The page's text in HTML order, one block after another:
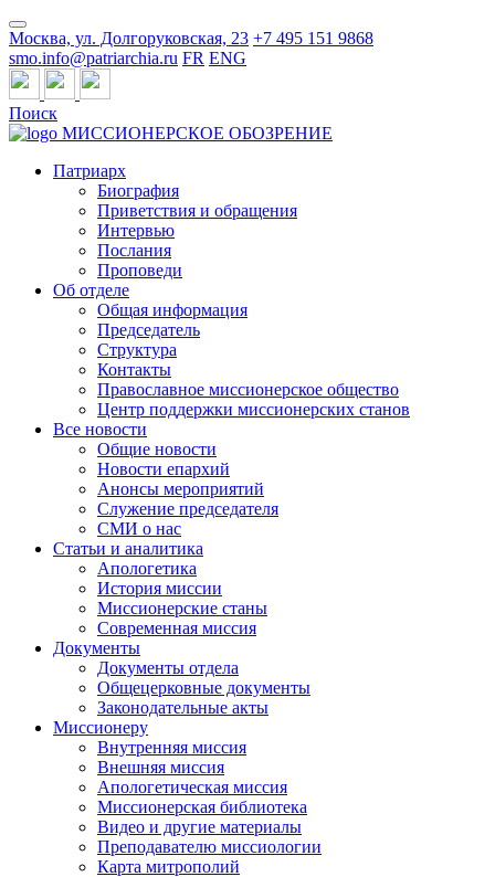
Москва, ул. Долгоруковская, 23 +7 495 151 9868
smo.info@patriarchia.ru FR ENG
Поиск
МИССИОНЕРСКОЕ ОБОЗРЕНИЕ
Патриарх
Биография
Приветствия и обращения
Интервью
Послания
Проповеди
Об отделе
Общая информация
Председатель
Структура
Контакты
Православное миссионерское общество
Центр поддержки миссионерских станов
Все новости
Общие новости
Новости епархий
Анонсы мероприятий
Служение председателя
СМИ о нас
Статьи и аналитика
Апологетика
История миссии
Миссионерские станы
Современная миссия
Документы
Документы отдела
Общецерковные документы
Законодательные акты
Миссионеру
Внутренняя миссия
Внешняя миссия
Апологетическая миссия
Миссионерская библиотека
Видео и другие материалы
Преподавателю миссиологии
Карта митрополий